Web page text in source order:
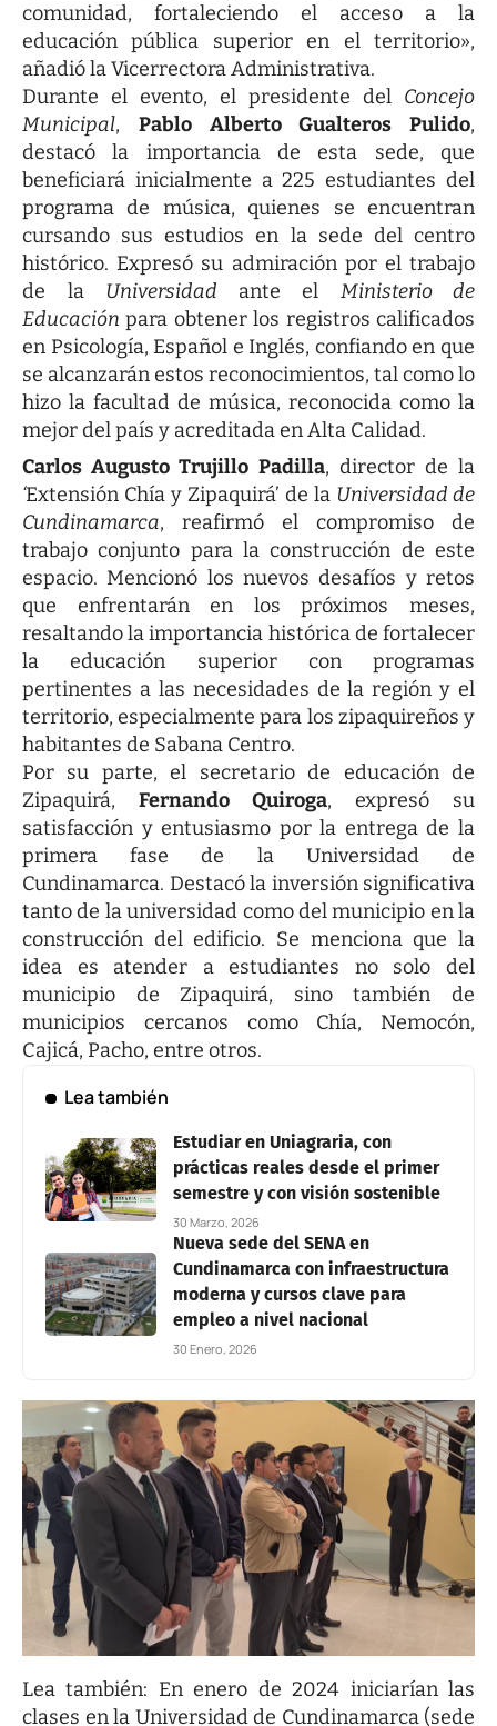
comunidad, fortaleciendo el acceso a la
educación pública superior en el territorio»,
añadió la Vicerrectora Administrativa.
Durante el evento, el presidente del Concejo
Municipal, Pablo Alberto Gualteros Pulido,
destacó la importancia de esta sede, que
beneficiará inicialmente a 225 estudiantes del
programa de música, quienes se encuentran
cursando sus estudios en la sede del centro
histórico. Expresó su admiración por el trabajo
de la Universidad ante el Ministerio de
Educación para obtener los registros calificados
en Psicología, Español e Inglés, confiando en que
se alcanzarán estos reconocimientos, tal como lo
hizo la facultad de música, reconocida como la
mejor del país y acreditada en Alta Calidad.
Carlos Augusto Trujillo Padilla, director de la
‘Extensión Chía y Zipaquirá’ de la Universidad de
Cundinamarca, reafirmó el compromiso de
trabajo conjunto para la construcción de este
espacio. Mencionó los nuevos desafíos y retos
que enfrentarán en los próximos meses,
resaltando la importancia histórica de fortalecer
la educación superior con programas
pertinentes a las necesidades de la región y el
territorio, especialmente para los zipaquireños y
habitantes de Sabana Centro.
Por su parte, el secretario de educación de
Zipaquirá, Fernando Quiroga, expresó su
satisfacción y entusiasmo por la entrega de la
primera fase de la Universidad de
Cundinamarca. Destacó la inversión significativa
tanto de la universidad como del municipio en la
construcción del edificio. Se menciona que la
idea es atender a estudiantes no solo del
municipio de Zipaquirá, sino también de
municipios cercanos como Chía, Nemocón,
Cajicá, Pacho, entre otros.
Lea también
Estudiar en Uniagraria, con
prácticas reales desde el primer
semestre y con visión sostenible
30 Marzo, 2026
Nueva sede del SENA en
Cundinamarca con infraestructura
moderna y cursos clave para
empleo a nivel nacional
30 Enero, 2026
Lea también: En enero de 2024 iniciarían las
clases en la Universidad de Cundinamarca (sede